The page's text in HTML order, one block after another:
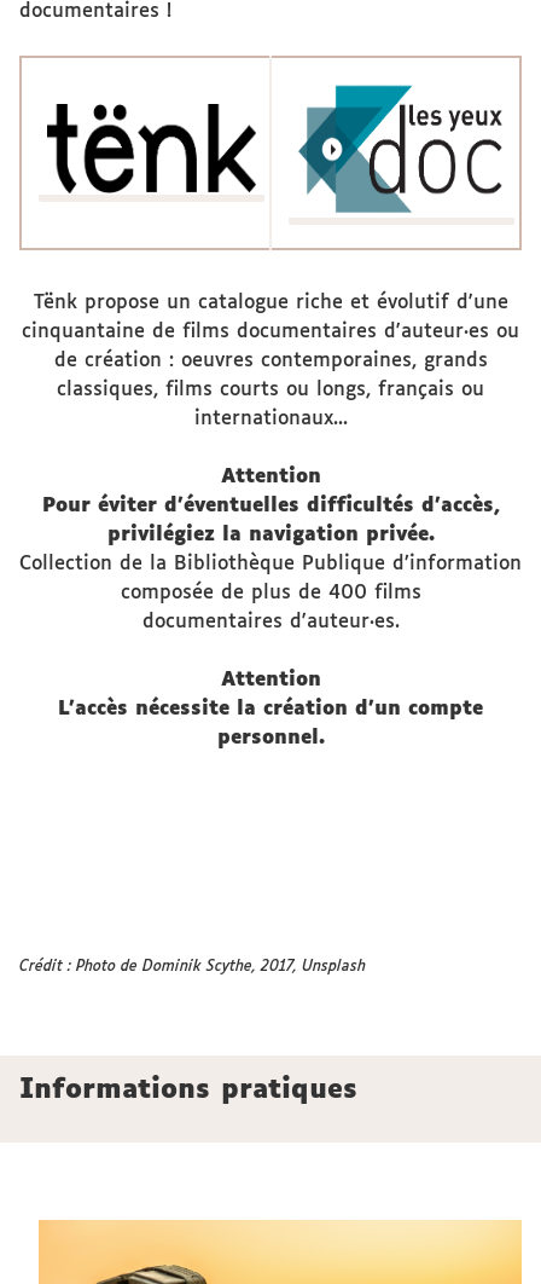
documentaires !
Tënk propose un catalogue riche et évolutif d'une
cinquantaine de films documentaires d'auteur·es ou
de création : oeuvres contemporaines, grands
classiques, films courts ou longs, français ou
internationaux...
Attention
Pour éviter d'éventuelles difficultés d'accès,
privilégiez la navigation privée.
Collection de la Bibliothèque Publique d’information
composée de plus de 400 films
documentaires d'auteur·es.
Attention
L'accès nécessite la création d'un compte
personnel.
Crédit : Photo de Dominik Scythe, 2017, Unsplash
Informations pratiques